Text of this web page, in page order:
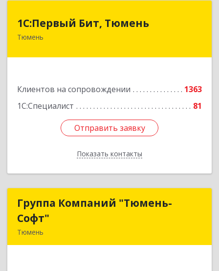
1С:Первый Бит, Тюмень
Тюмень
Клиентов на сопровождении
1363
1С:Специалист
81
Отправить заявку
Показать контакты
1С:Первый Бит, Тюмень
625000, Тюменская обл, Тюмень г, Республики
Отправить заявку
Назад
Группа Компаний "Тюмень-
Софт"
Тюмень
Группа Компаний "Тюмень-